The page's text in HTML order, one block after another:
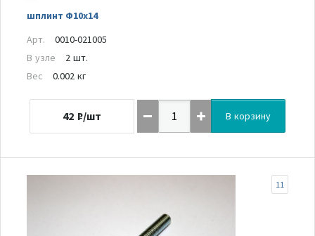
шплинт Ф10х14
Арт.
0010-021005
В узле
2 шт.
Вес
0.002 кг
42 ₽/шт В корзину
11